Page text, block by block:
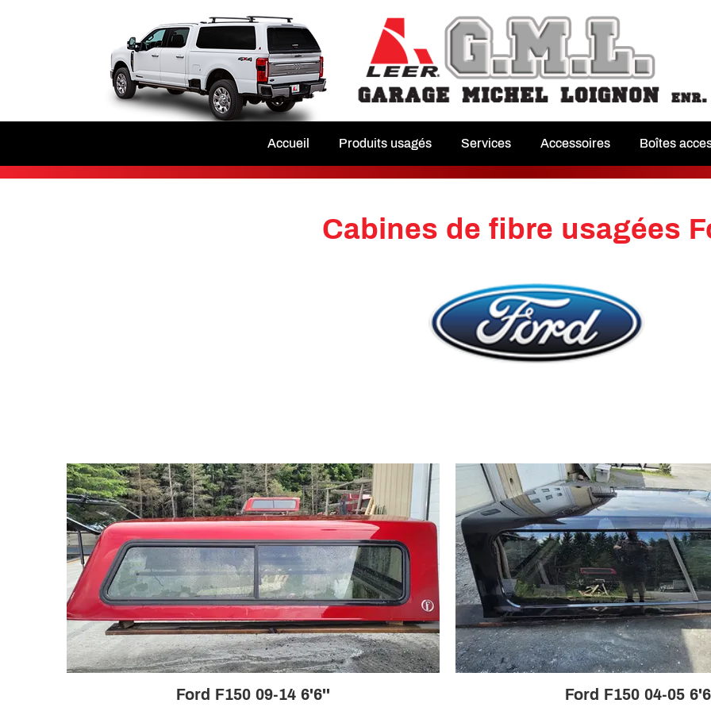
Accueil Produits usagés Services Accessoires Boîtes
Cabines de fibre usagées
Ford F150 09-14 6'6'' Ford F150 04-05